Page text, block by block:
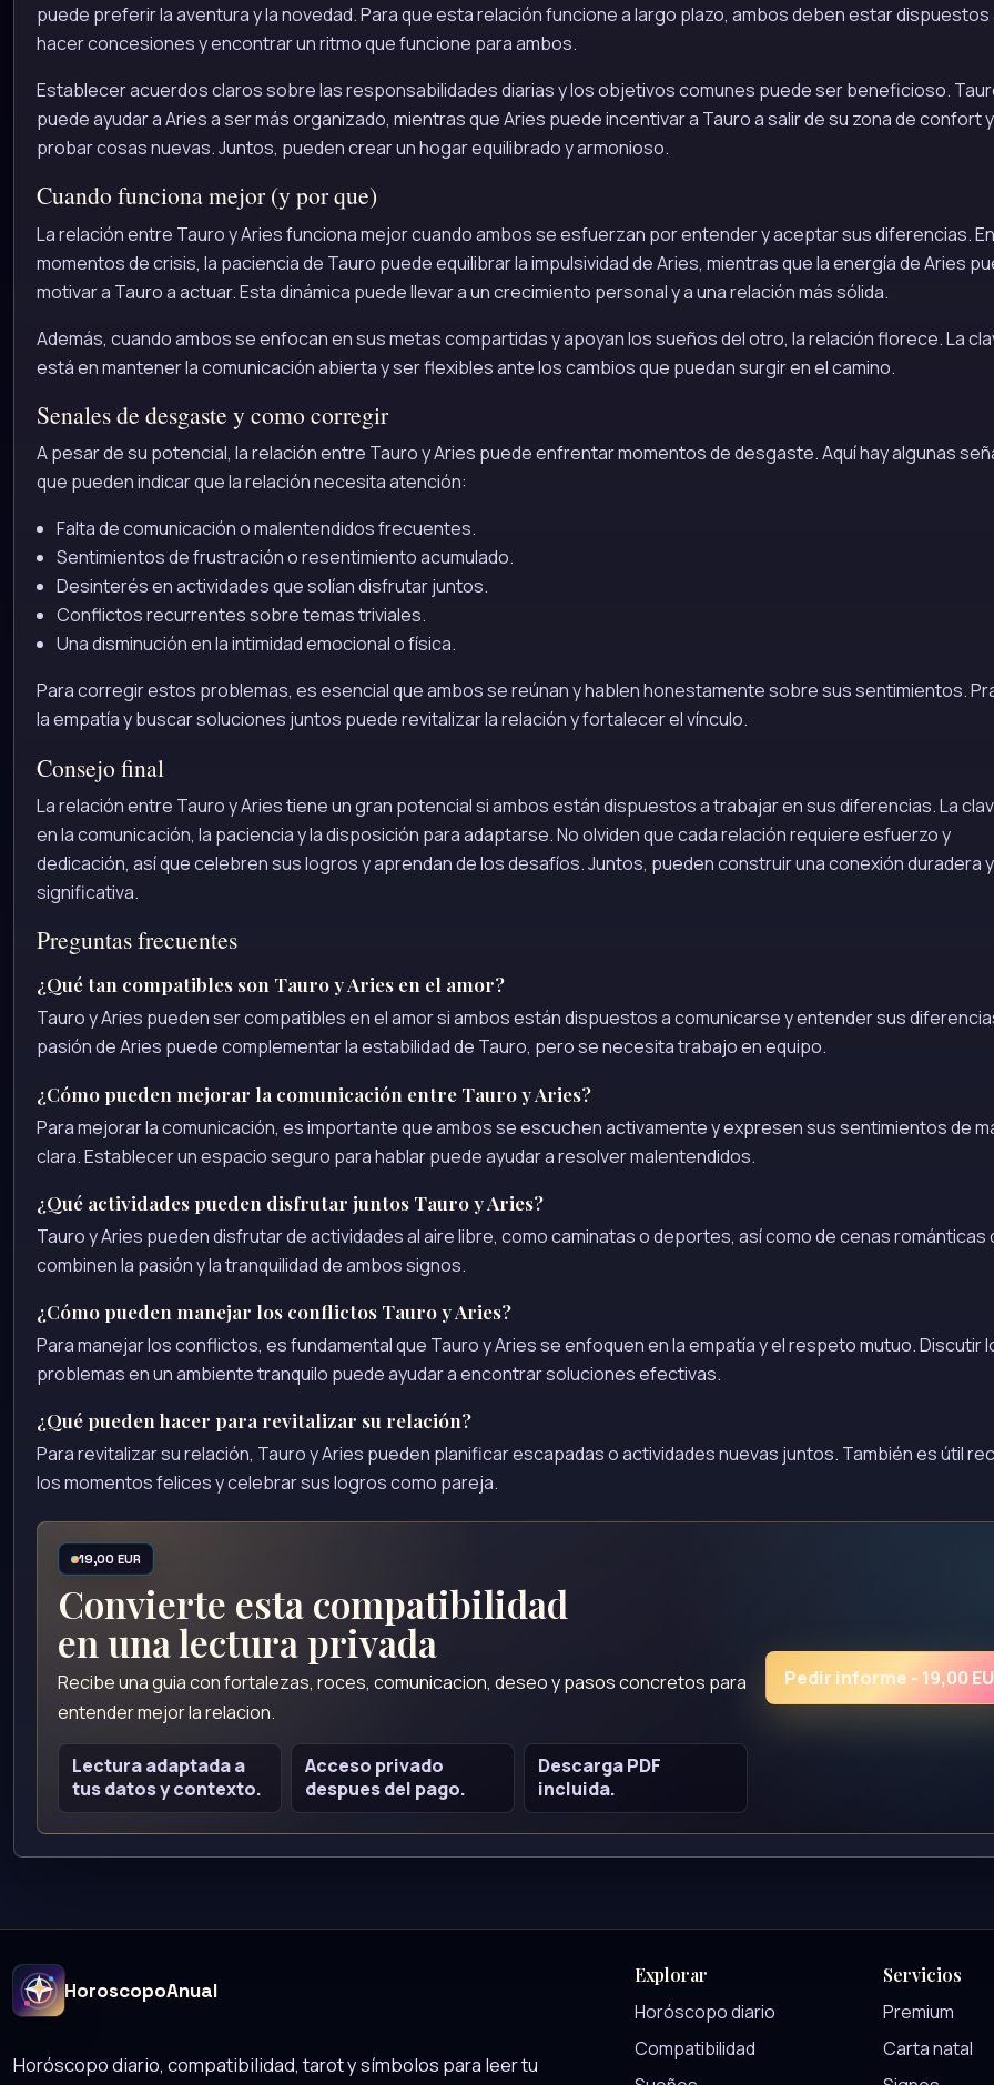
puede preferir la aventura y la novedad. Para que esta relación funcione a largo plazo, ambos deben estar dispuestos
hacer concesiones y encontrar un ritmo que funcione para ambos.
Establecer acuerdos claros sobre las responsabilidades diarias y los objetivos comunes puede ser beneficioso.
puede ayudar a Aries a ser más organizado, mientras que Aries puede incentivar a Tauro a salir de su zona de confort y
probar cosas nuevas. Juntos, pueden crear un hogar equilibrado y armonioso.
Cuando funciona mejor (y por que)
La relación entre Tauro y Aries funciona mejor cuando ambos se esfuerzan por entender y aceptar sus diferencias. En
momentos de crisis, la paciencia de Tauro puede equilibrar la impulsividad de Aries, mientras que la energía de Aries
motivar a Tauro a actuar. Esta dinámica puede llevar a un crecimiento personal y a una relación más sólida.
Además, cuando ambos se enfocan en sus metas compartidas y apoyan los sueños del otro, la relación florece. La
está en mantener la comunicación abierta y ser flexibles ante los cambios que puedan surgir en el camino.
Senales de desgaste y como corregir
A pesar de su potencial, la relación entre Tauro y Aries puede enfrentar momentos de desgaste. Aquí hay algunas
que pueden indicar que la relación necesita atención:
Falta de comunicación o malentendidos frecuentes.
Sentimientos de frustración o resentimiento acumulado.
Desinterés en actividades que solían disfrutar juntos.
Conflictos recurrentes sobre temas triviales.
Una disminución en la intimidad emocional o física.
Para corregir estos problemas, es esencial que ambos se reúnan y hablen honestamente sobre sus sentimientos.
la empatía y buscar soluciones juntos puede revitalizar la relación y fortalecer el vínculo.
Consejo final
La relación entre Tauro y Aries tiene un gran potencial si ambos están dispuestos a trabajar en sus diferencias. La
en la comunicación, la paciencia y la disposición para adaptarse. No olviden que cada relación requiere esfuerzo y
dedicación, así que celebren sus logros y aprendan de los desafíos. Juntos, pueden construir una conexión duradera y
significativa.
Preguntas frecuentes
¿Qué tan compatibles son Tauro y Aries en el amor?
Tauro y Aries pueden ser compatibles en el amor si ambos están dispuestos a comunicarse y entender sus
pasión de Aries puede complementar la estabilidad de Tauro, pero se necesita trabajo en equipo.
¿Cómo pueden mejorar la comunicación entre Tauro y Aries?
Para mejorar la comunicación, es importante que ambos se escuchen activamente y expresen sus sentimientos de
clara. Establecer un espacio seguro para hablar puede ayudar a resolver malentendidos.
¿Qué actividades pueden disfrutar juntos Tauro y Aries?
Tauro y Aries pueden disfrutar de actividades al aire libre, como caminatas o deportes, así como de cenas románticas
combinen la pasión y la tranquilidad de ambos signos.
¿Cómo pueden manejar los conflictos Tauro y Aries?
Para manejar los conflictos, es fundamental que Tauro y Aries se enfoquen en la empatía y el respeto mutuo. Discutir
problemas en un ambiente tranquilo puede ayudar a encontrar soluciones efectivas.
¿Qué pueden hacer para revitalizar su relación?
Para revitalizar su relación, Tauro y Aries pueden planificar escapadas o actividades nuevas juntos. También es útil
los momentos felices y celebrar sus logros como pareja.
19,00 EUR
Convierte esta compatibilidad
en una lectura privada
Recibe una guia con fortalezas, roces, comunicacion, deseo y pasos concretos para
entender mejor la relacion.
Lectura adaptada a
tus datos y contexto.
Acceso privado
despues del pago.
Descarga PDF
incluida.
Pedir informe - 19,00
HoroscopoAnual
Horóscopo diario, compatibilidad, tarot y símbolos para leer tu
Explorar
Horóscopo diario
Compatibilidad
Servicios
Premium
Carta natal